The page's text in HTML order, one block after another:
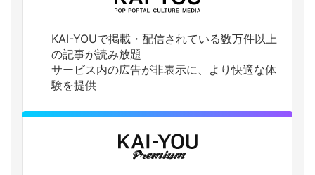
KAI-YOUで掲載・配信されている数万件以上
の記事が読み放題
サービス内の広告が非表示に、より快適な体
験を提供